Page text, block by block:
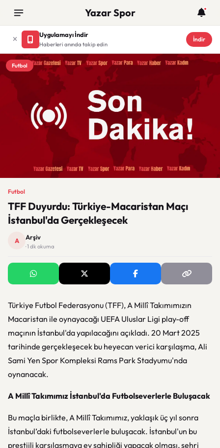
Yazar Spor
Uygulamayı İndir
Haberleri anında takip edin
İndir
Futbol
Futbol
TFF Duyurdu: Türkiye-Macaristan Maçı
İstanbul'da Gerçekleşecek
A Arşiv
· 1 dk okuma
Türkiye Futbol Federasyonu (TFF), A Millî Takımımızın
Macaristan ile oynayacağı UEFA Uluslar Ligi play-off
maçının İstanbul'da yapılacağını açıkladı. 20 Mart 2025
tarihinde gerçekleşecek bu heyecan verici karşılaşma, Ali
Sami Yen Spor Kompleksi Rams Park Stadyumu'nda
oynanacak.
A Millî Takımımız İstanbul'da Futbolseverlerle Buluşacak
Bu maçla birlikte, A Millî Takımımız, yaklaşık üç yıl sonra
İstanbul’daki futbolseverlerle buluşacak. İstanbul'un bu
prestijli karşılaşmaya ev sahipliği yapacak olması, şehri